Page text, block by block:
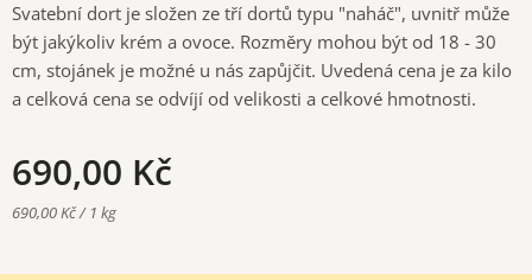
Svatební dort je složen ze tří dortů typu "naháč", uvnitř může
být jakýkoliv krém a ovoce. Rozměry mohou být od 18 - 30
cm, stojánek je možné u nás zapůjčit. Uvedená cena je za kilo
a celková cena se odvíjí od velikosti a celkové hmotnosti.
690,00 Kč
690,00 Kč / 1 kg